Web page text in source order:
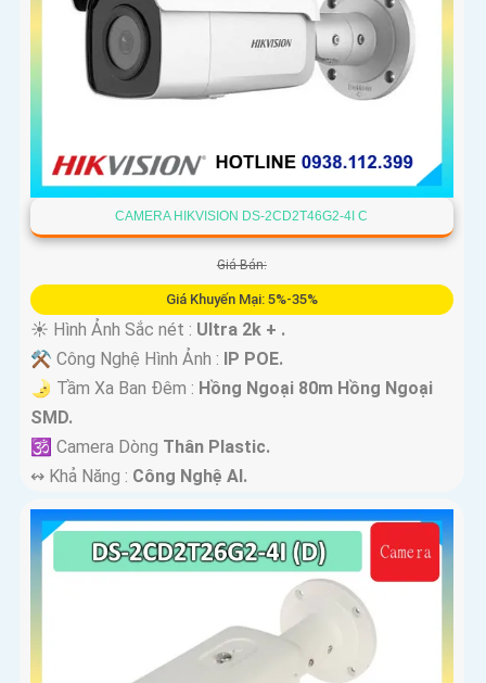
CAMERA HIKVISION DS-2CD2T46G2-4I C
Giá Bán:
Giá Khuyến Mại: 5%-35%
☀️ Hình Ảnh Sắc nét : Ultra 2k + .
⚒ Công Nghệ Hình Ảnh : IP POE.
🌛 Tầm Xa Ban Đêm : Hồng Ngoại 80m Hồng Ngoại
SMD.
🕉️ Camera Dòng Thân Plastic.
️↭ Khả Năng : Công Nghệ AI.